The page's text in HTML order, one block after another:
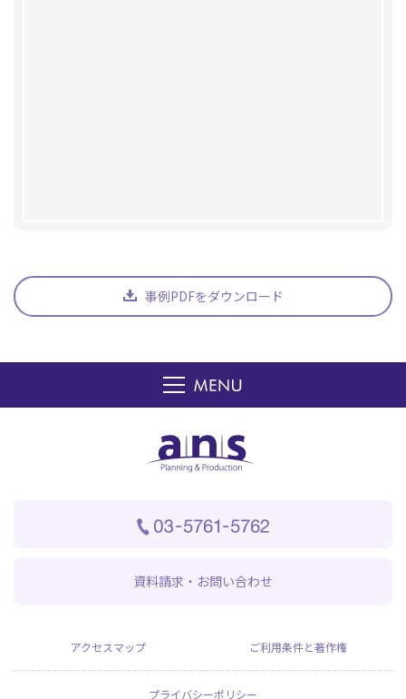
事例PDFをダウンロード
資料請求・お問い合わせ
アクセスマップ ご利用条件と著作権
プライバシーポリシー